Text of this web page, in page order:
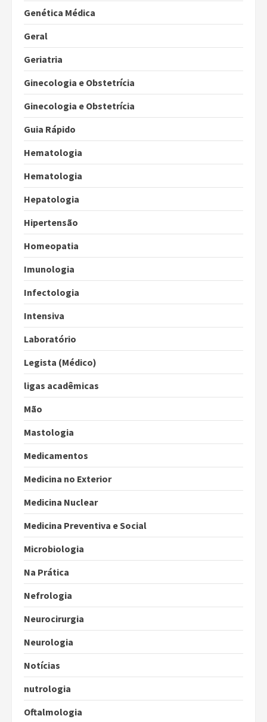
Genética Médica
Geral
Geriatria
Ginecologia e Obstetrícia
Ginecologia e Obstetrícia
Guia Rápido
Hematologia
Hematologia
Hepatologia
Hipertensão
Homeopatia
Imunologia
Infectologia
Intensiva
Laboratório
Legista (Médico)
ligas acadêmicas
Mão
Mastologia
Medicamentos
Medicina no Exterior
Medicina Nuclear
Medicina Preventiva e Social
Microbiologia
Na Prática
Nefrologia
Neurocirurgia
Neurologia
Notícias
nutrologia
Oftalmologia